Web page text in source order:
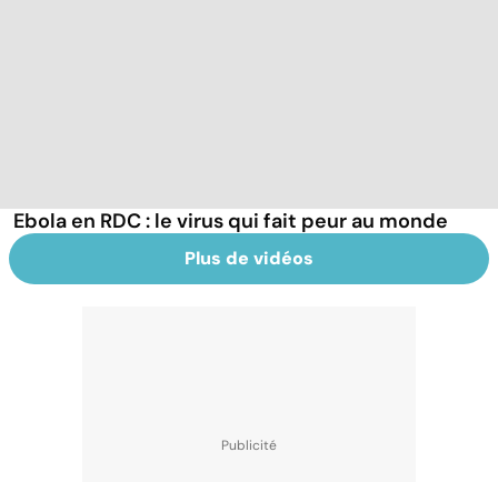
Ebola en RDC : le virus qui fait peur au monde
Plus de vidéos